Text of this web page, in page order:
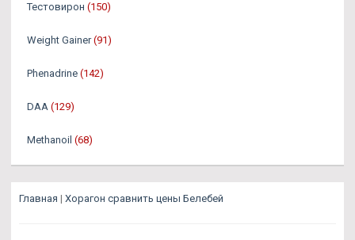
Тестовирон (150)
Weight Gainer (91)
Phenadrine (142)
DAA (129)
Methanoil (68)
Главная | Хорагон сравнить цены Белебей